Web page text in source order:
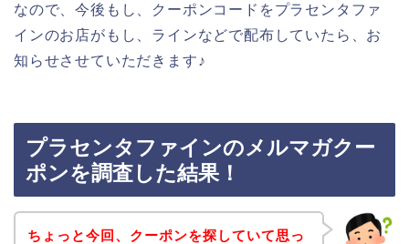
なので、今後もし、クーポンコードをプラセンタファ
インのお店がもし、ラインなどで配布していたら、お
知らせさせていただきます♪
プラセンタファインのメルマガクー
ポンを調査した結果！
ちょっと今回、クーポンを探していて思っ